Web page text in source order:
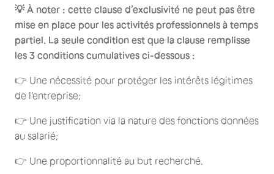
💡 À noter : cette clause d’exclusivité ne peut pas être
mise en place pour les activités professionnels à temps
partiel. La seule condition est que la clause remplisse
les 3 conditions cumulatives ci-dessous :
👉 Une nécessité pour protéger les intérêts légitimes
de l'entreprise;
👉 Une justification via la nature des fonctions données
au salarié;
👉 Une proportionnalité au but recherché.